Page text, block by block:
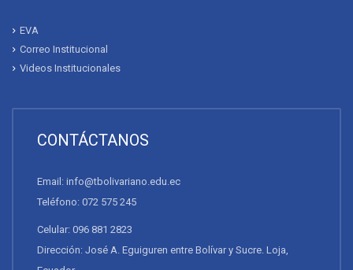
EVA
Correo Institucional
Videos Institucionales
CONTÁCTANOS
Email: info@tbolivariano.edu.ec
Teléfono: 072 575 245
Celular: 096 881 2823
Dirección: José A. Eguiguren entre Bolívar y Sucre. Loja,